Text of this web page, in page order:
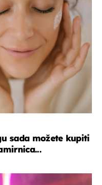
sada možete kupiti